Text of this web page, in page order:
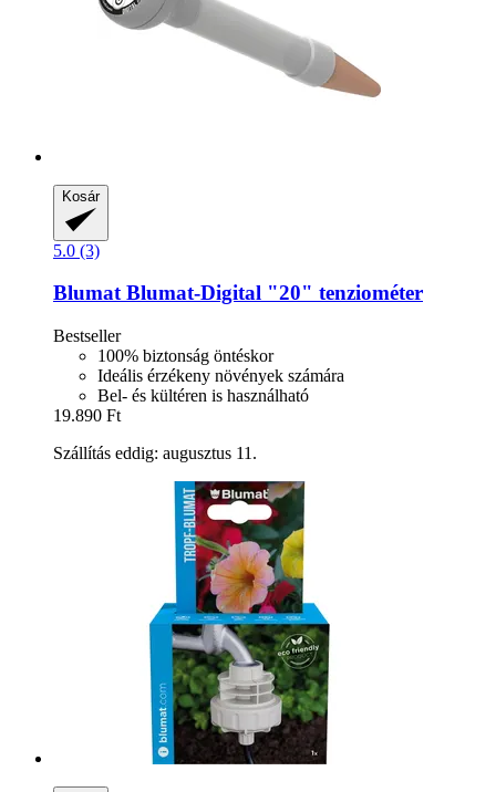
Kosár
5.0 (3)
BlumatBlumat-​Digital "20" tenziométer
Bestseller
100% biztonság öntéskor
Ideális érzékeny növények számára
Bel- és kültéren is használható
19.890 Ft
Szállítás eddig: augusztus 11.